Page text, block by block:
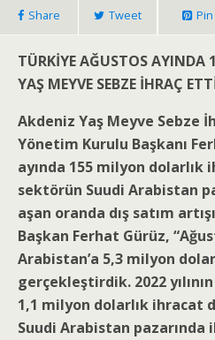
Share Tweet Pin
TÜRKİYE AĞUSTOS AYINDA
YAŞ MEYVE SEBZE İHRAÇ
Akdeniz Yaş Meyve Sebze
Yönetim Kurulu Başkanı
ayında 155 milyon
sektörün Suudi Arabistan
aşan oranda dış satım
Başkan Ferhat Gürüz,
Arabistan’a 5,3 milyon
gerçekleştirdik. 2022
1,1 milyon dolarlık ihracat
Suudi Arabistan